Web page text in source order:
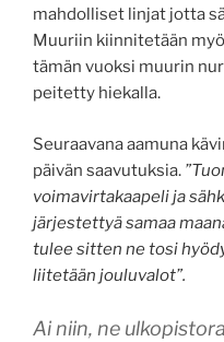
mahdolliset linjat jotta
Muuriin kiinnitetään
tämän vuoksi muurin
peitetty hiekalla.
Seuraavana aamuna
päivän saavutuksia.
voimavirtakaapeli ja
järjestettyä samaa
tulee sitten ne tosi
liitetään jouluvalot”.
Ai niin, ne